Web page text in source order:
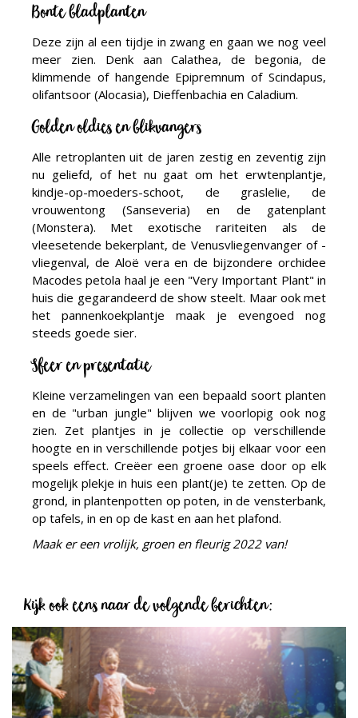
Bonte bladplanten
Deze zijn al een tijdje in zwang en gaan we nog veel
meer zien. Denk aan Calathea, de begonia, de
klimmende of hangende Epipremnum of Scindapus,
olifantsoor (Alocasia), Dieffenbachia en Caladium.
Golden oldies en blikvangers
Alle retroplanten uit de jaren zestig en zeventig zijn
nu geliefd, of het nu gaat om het erwtenplantje,
kindje-op-moeders-schoot, de graslelie, de
vrouwentong (Sanseveria) en de gatenplant
(Monstera). Met exotische rariteiten als de
vleesetende bekerplant, de Venusvliegenvanger of -
vliegenval, de Aloë vera en de bijzondere orchidee
Macodes petola haal je een "Very Important Plant" in
huis die gegarandeerd de show steelt. Maar ook met
het pannenkoekplantje maak je evengoed nog
steeds goede sier.
Sfeer en presentatie
Kleine verzamelingen van een bepaald soort planten
en de "urban jungle" blijven we voorlopig ook nog
zien. Zet plantjes in je collectie op verschillende
hoogte en in verschillende potjes bij elkaar voor een
speels effect. Creëer een groene oase door op elk
mogelijk plekje in huis een plant(je) te zetten. Op de
grond, in plantenpotten op poten, in de vensterbank,
op tafels, in en op de kast en aan het plafond.
Maak er een vrolijk, groen en fleurig 2022 van!
Kijk ook eens naar de volgende berichten: